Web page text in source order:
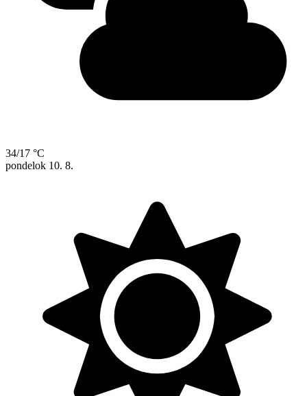
34/17 °C
pondelok 10. 8.